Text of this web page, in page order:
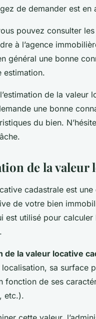
de demander est en
pouvez consulter
à l’agence
général une bonne
estimation.
de la valeur
une bonne
du bien.
de la valeur
cadastrale est
de votre bien
est utilisé pour
de la valeur locative
sa surface
fonction de ses
etc.).